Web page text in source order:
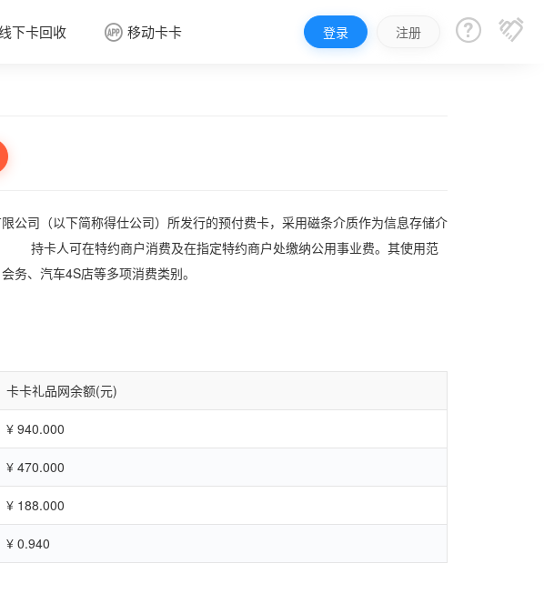
线下卡回收  移动卡卡 登录 注册  
公司（以下简称得仕公司）所发行的预付费卡，采用磁条介质作为信息存储介
持卡人可在特约商户消费及在指定特约商户处缴纳公用事业费。其使用范
务、汽车4S店等多项消费类别。
卡卡礼品网余额(元)
¥ 940.000
¥ 470.000
¥ 188.000
¥ 0.940